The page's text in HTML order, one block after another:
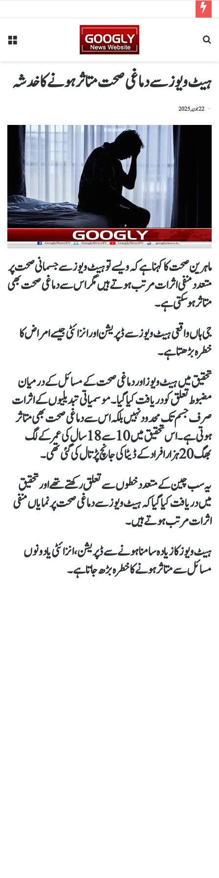
ہیٹ ویوز سے دماغی صحت متاثرہونےکاخدشہ
22 جون, 2025
ماہرین صحت کاکہناہے کہ ویسے تو ہیٹ ویوز سے جسمانی صحت پر
متعدد منفی اثرات مرتب ہوتے ہیں مگر اس سے دماغی صحت بھی
متاثر ہوسکتی ہے۔
جی ہاں واقعی ہیٹ ویوز سے ڈپریشن اور انزائٹی جیسے امراض کا
خطرہ بڑھتا ہے۔
تحقیق میں ہیٹ ویوز اور دماغی صحت کے مسائل کے درمیان
مضبوط تعلق کو دریافت کیا گیا۔ موسمیاتی تبدیلیوں کے اثرات
صرف جسم تک محدود نہیں بلکہ اس سے دماغی صحت بھی متاثر
ہوتی ہے۔ اس تحقیق میں 10 سے 18 سال کی عمر کے لگ
بھگ 20 ہزار افراد کے ڈیٹا کی جانچ پڑتال کی گئی تھی۔
یہ سب چین کے متعدد خطوں سے تعلق رکھتے تھے اور تحقیق
میں دریافت کیا گیا کہ ہیٹ ویوز سے دماغی صحت پر نمایاں منفی
اثرات مرتب ہوتے ہیں۔
ہیٹ ویوز کا زیادہ سامنا ہونے سے ڈپریشن، انزائٹی یا دونوں
مسائل سے متاثر ہونے کا خطرہ بڑھ جاتا ہے۔